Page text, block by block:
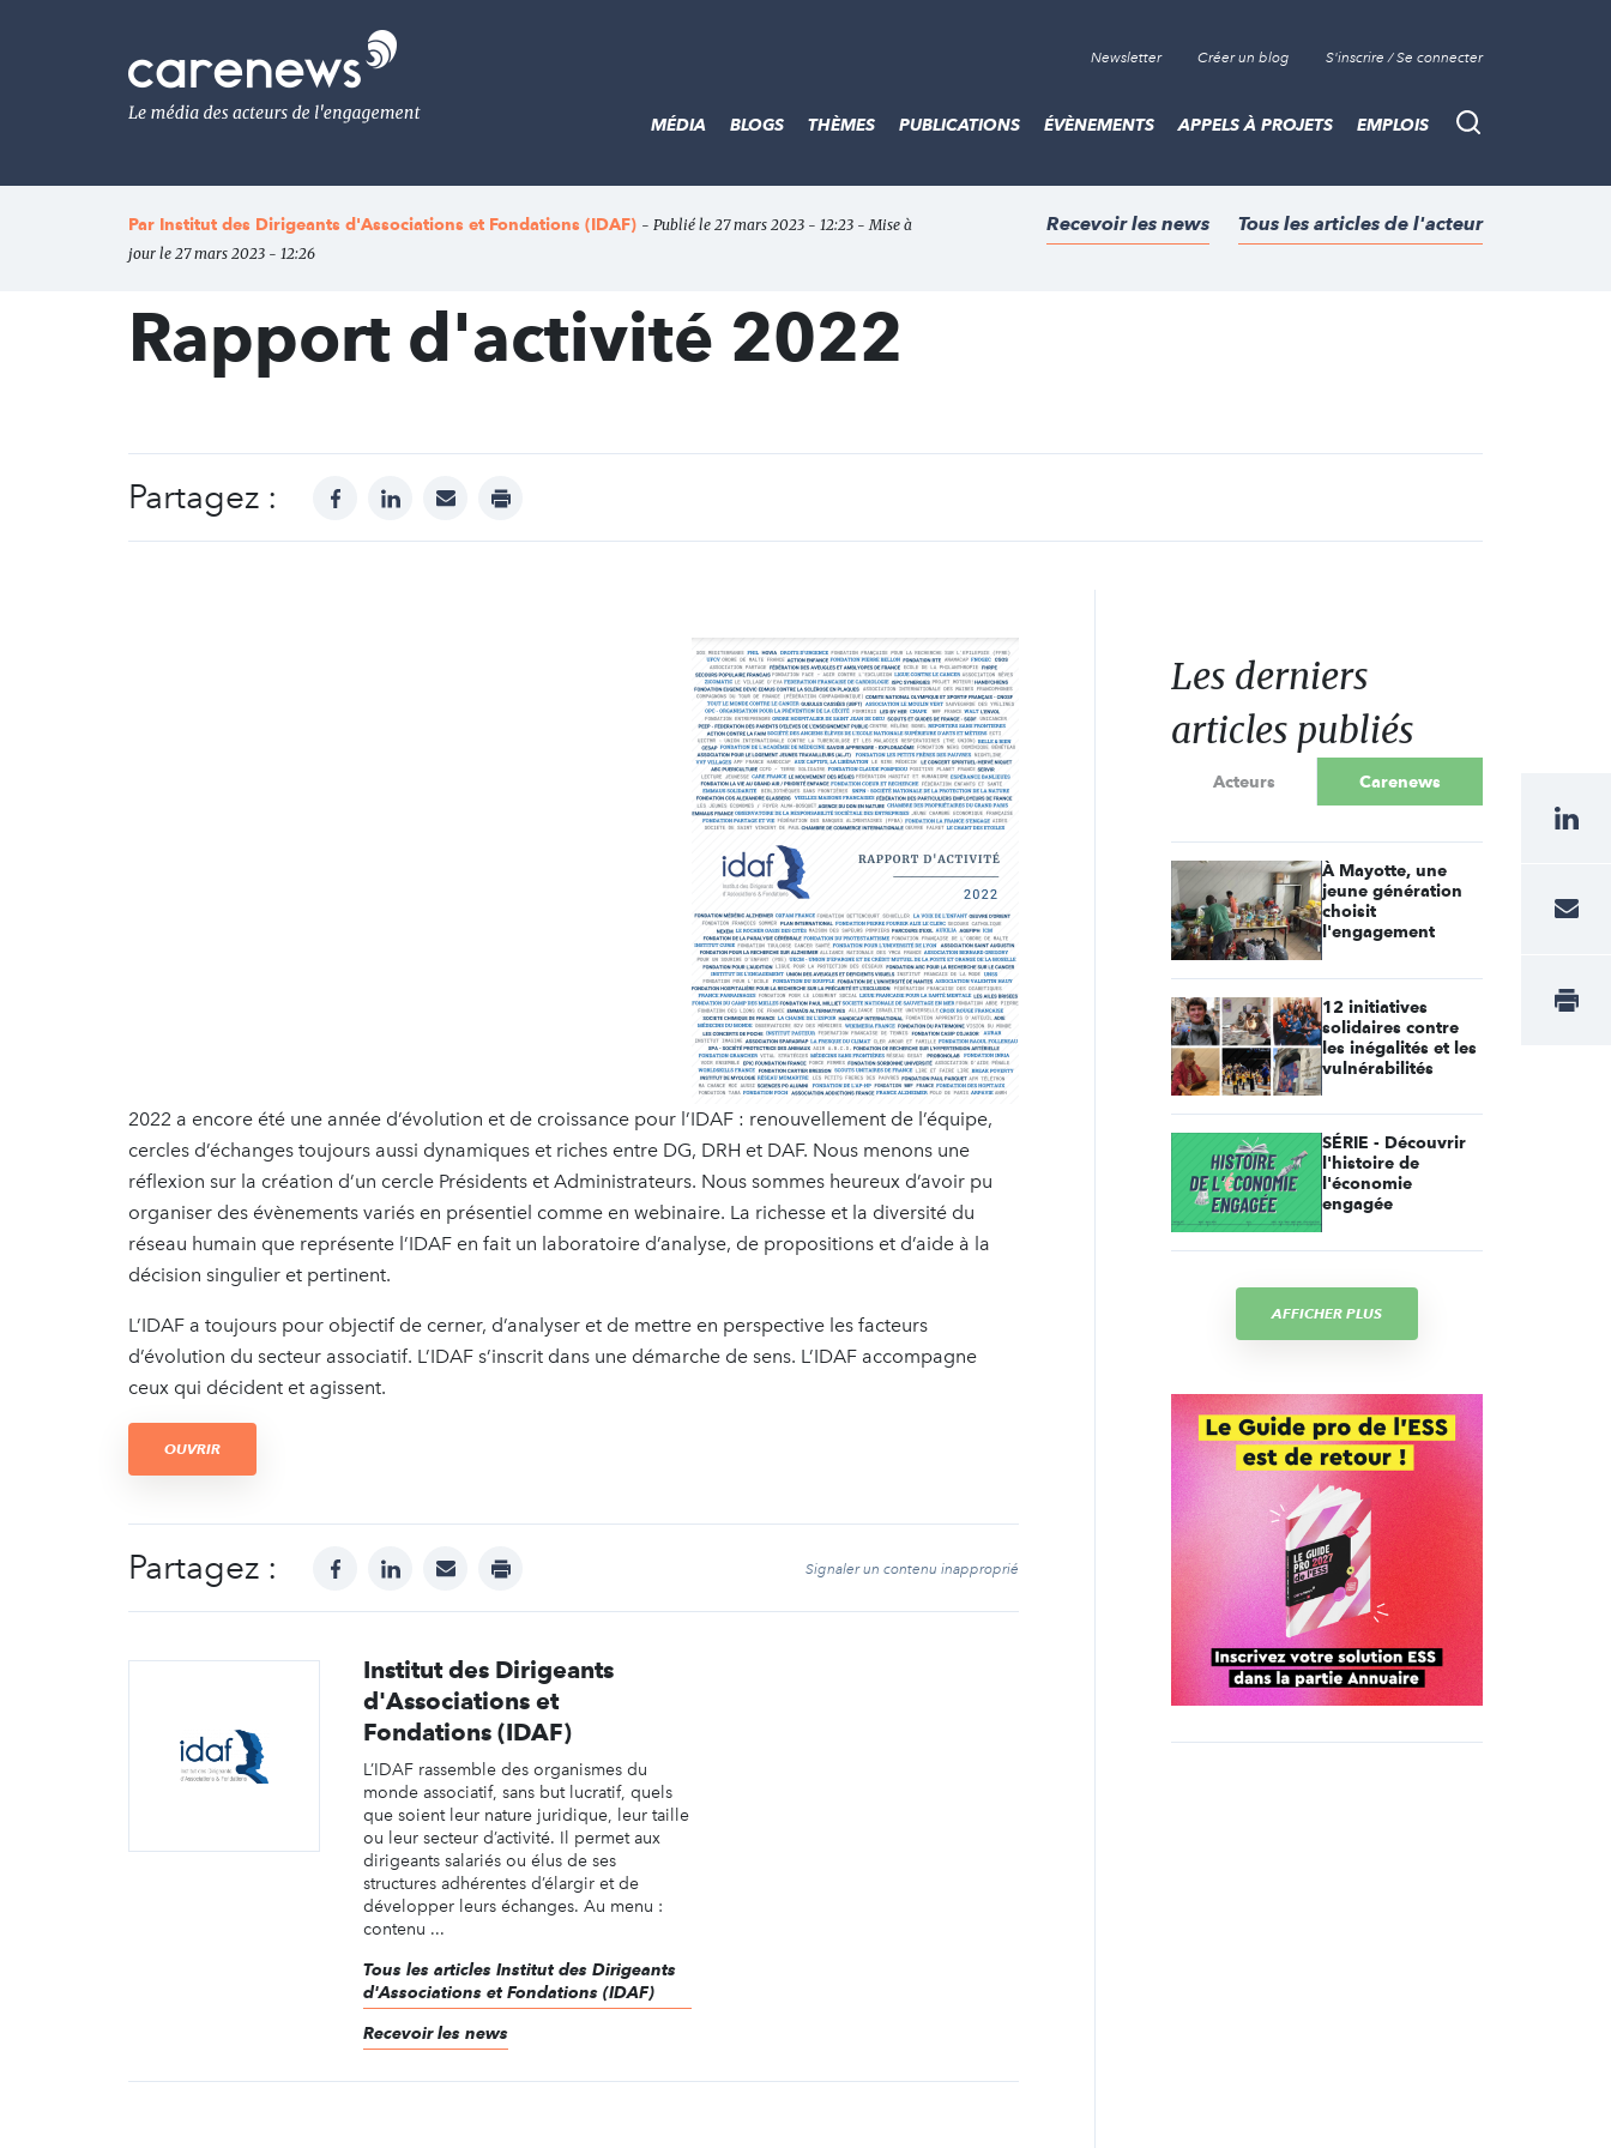
Le
média
de
l'engagement
Newsletter Créer un blog S'inscrire / Se connecter
Recherche
MÉDIA BLOGS THÈMES PUBLICATIONS ÉVÈNEMENTS APPELS À PROJETS EMPLOIS
Par Institut des Dirigeants d'Associations et Fondations (IDAF) - Publié le 27 mars 2023 - 12:23 - Mise à
jour le 27 mars 2023 - 12:26
Recevoir les news Tous les articles de l'acteur
Rapport d'activité 2022
Partagez : facebooklinkedinmail print
2022 a encore été une année d’évolution et de croissance pour l’IDAF : renouvellement de l’équipe,
cercles d’échanges toujours aussi dynamiques et riches entre DG, DRH et DAF. Nous menons une
réflexion sur la création d’un cercle Présidents et Administrateurs. Nous sommes heureux d’avoir pu
organiser des évènements variés en présentiel comme en webinaire. La richesse et la diversité du
réseau humain que représente l’IDAF en fait un laboratoire d’analyse, de propositions et d’aide à la
décision singulier et pertinent.
L’IDAF a toujours pour objectif de cerner, d’analyser et de mettre en perspective les facteurs
d’évolution du secteur associatif. L’IDAF s’inscrit dans une démarche de sens. L’IDAF accompagne
ceux qui décident et agissent.
OUVRIR
Partagez : facebooklinkedinmail print Signaler un contenu inapproprié
Institut des Dirigeants
d'Associations et
Fondations (IDAF)
L’IDAF rassemble des organismes du
monde associatif, sans but lucratif, quels
que soient leur nature juridique, leur taille
ou leur secteur d’activité. Il permet aux
dirigeants salariés ou élus de ses
structures adhérentes d’élargir et de
développer leurs échanges. Au menu :
contenu ...
Tous les articles Institut des Dirigeants
d'Associations et Fondations (IDAF)
Recevoir les news
Les derniers
articles publiés
Acteurs Carenews
À Mayotte, une
jeune génération
choisit
l'engagement
12 initiatives
solidaires contre
les inégalités et les
vulnérabilités
SÉRIE - Découvrir
l'histoire de
l'économie
engagée
AFFICHER PLUS